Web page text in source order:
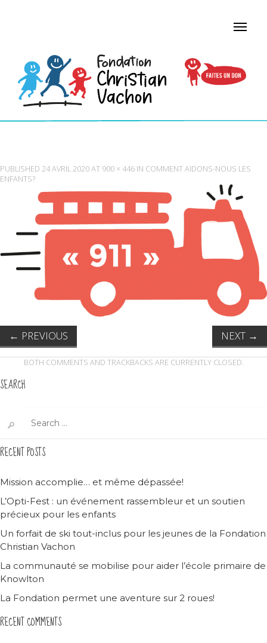
PUBLISHED 24 AVRIL 2020AT 900 × 446 IN COMMENT AIDONS-NOUS LES
ENFANTS?
← PREVIOUS NEXT →
BOTH COMMENTS AND TRACKBACKS ARE CURRENTLY CLOSED.
SEARCH
for:
RECENT POSTS
Mission accomplie… et même dépassée!
L’Opti-Fest : un événement rassembleur et un soutien
précieux pour les enfants
Un forfait de ski tout-inclus pour les jeunes de la Fondation
Christian Vachon
La communauté se mobilise pour aider l’école primaire de
Knowlton
La Fondation permet une aventure sur 2 roues!
RECENT COMMENTS